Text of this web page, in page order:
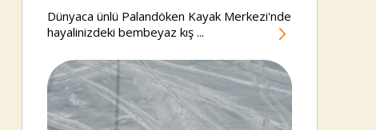
Merkezi
Dünyaca ünlü Palandöken Kayak Merkezi'nde
hayalinizdeki bembeyaz kış ...